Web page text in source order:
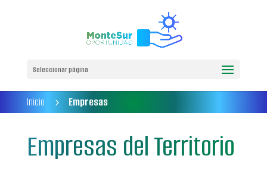
Seleccionar página
Inicio 5 Empresas
Empresas del Territorio